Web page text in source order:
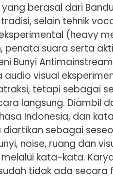
berasal dari
selain tehnik
(heavy
penata suara serta
Bunyi
audio visual
tetapi sebagai
langsung. Diambil
Indonesia, dan
diartikan sebagai
noise, ruang dan
kata-kata.
tidak ada